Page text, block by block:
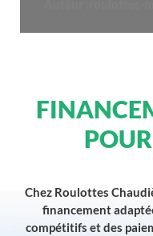
Chez Roulottes
financement
compétitifs et des